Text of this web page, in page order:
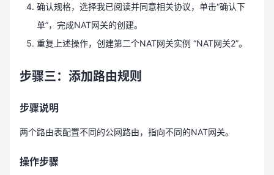
确认规格，选择我已阅读并同意相关协议，单击“确认下
单”，完成NAT网关的创建。
重复上述操作，创建第二个NAT网关实例 “NAT网关2”。
步骤三：添加路由规则
步骤说明
两个路由表配置不同的公网路由，指向不同的NAT网关。
操作步骤